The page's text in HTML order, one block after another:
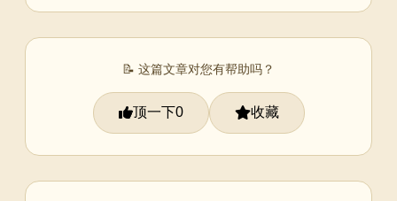
📝 这篇文章对您有帮助吗？
顶一下0 收藏